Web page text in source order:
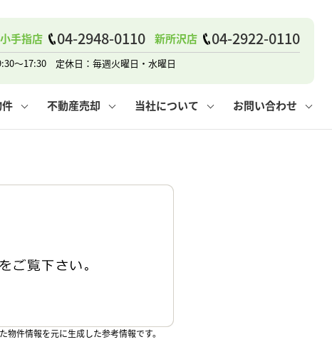
小手指店 04-2948-0110 新所沢店 04-2922-0110
～17:30 定休日：毎週火曜日・水曜日
不動産売却 当社について お問い合わせ
その他の問合せ
戸建て 賃貸vs持ち家
諸費用 仲介と買取の違い
人情報保護方針
件情報を元に生成した参考情報です。